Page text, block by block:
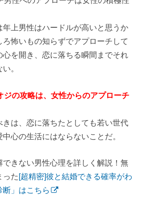
年上男性はハードルが高いと思うか
ろ怖いもの知らずでアプローチして
心を開き、恋に落ちる瞬間までそれ
。
ジの攻略は、女性からのアプローチ
きは、恋に落ちたとしても若い世代
心の生活にはならないことだ。
できない男性心理を詳しく解説！無
った[超精密]彼と結婚できる確率がわ
断」はこちら